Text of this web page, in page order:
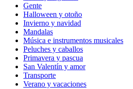
Gente
Halloween y otoño
Invierno y navidad
Mandalas
Música e instrumentos musicales
Peluches y caballos
Primavera y pascua
San Valentín y amor
Transporte
Verano y vacaciones